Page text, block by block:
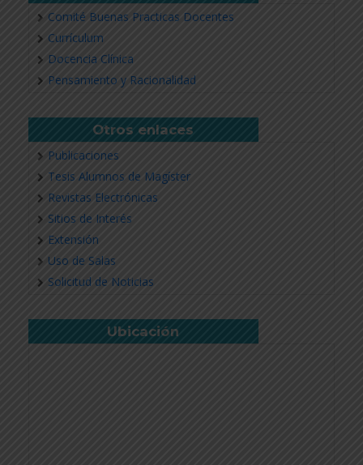
Comité Buenas Practicas Docentes
Currículum
Docencia Clínica
Pensamiento y Racionalidad
Otros enlaces
Publicaciones
Tesis Alumnos de Magíster
Revistas Electrónicas
Sitios de Interés
Extensión
Uso de Salas
Solicitud de Noticias
Ubicación